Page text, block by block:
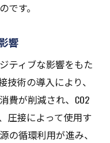
です。
響
ティブな影響をもた
技術の導入により、
費が削減され、CO2
圧接によって使用す
の循環利用が進み、